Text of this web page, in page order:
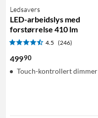
Ledsavers
LED-arbeidslys med
forstørrelse 410 lm
4.5 (246)
49990
Touch-kontrollert dimmer